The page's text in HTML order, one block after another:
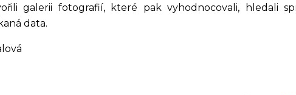
galerii fotografií, které pak vyhodnocovali, hledali
data.